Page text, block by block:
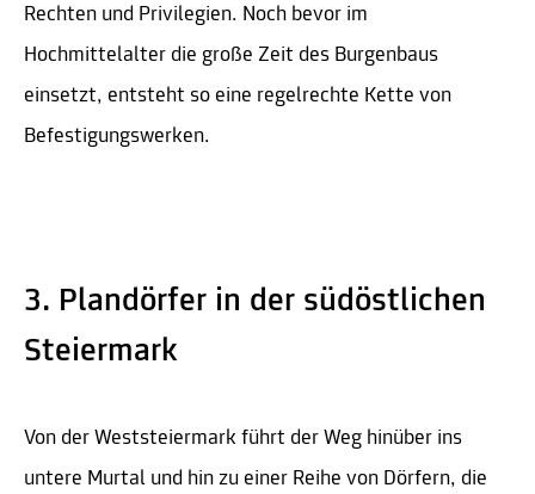
Rechten und Privilegien. Noch bevor im
Hochmittelalter die große Zeit des Burgenbaus
einsetzt, entsteht so eine regelrechte Kette von
Befestigungswerken.
3. Plandörfer in der südöstlichen
Steiermark
Von der Weststeiermark führt der Weg hinüber ins
untere Murtal und hin zu einer Reihe von Dörfern, die